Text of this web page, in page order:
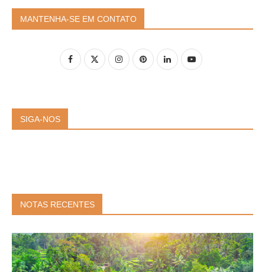
MANTENHA-SE EM CONTATO
SIGA-NOS
NOTAS RECENTES